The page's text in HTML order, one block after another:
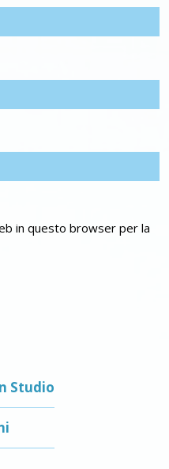
in questo browser per la
Studio